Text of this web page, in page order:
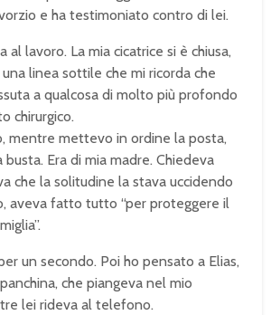
e ha testimoniato contro di lei.
al lavoro. La mia cicatrice si è chiusa,
linea sottile che mi ricorda che
a qualcosa di molto più profondo
chirurgico.
mentre mettevo in ordine la posta,
Era di mia madre. Chiedeva
che la solitudine la stava uccidendo
aveva fatto tutto “per proteggere il
un secondo. Poi ho pensato a Elias,
che piangeva nel mio
lei rideva al telefono.